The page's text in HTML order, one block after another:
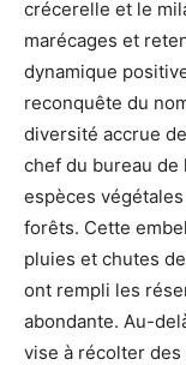
crécerelle et le
marécages et
dynamique
reconquête du
diversité accrue
chef du bureau de
espèces
forêts. Cette
pluies et chutes
ont rempli les
abondante. Au-
vise à récolter des